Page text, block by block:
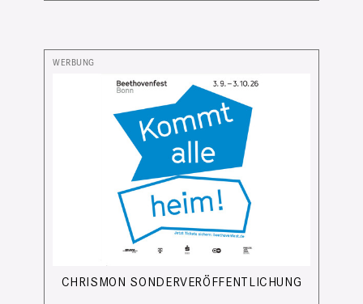
CHRISMON SONDERVERÖFFENTLICHUNG